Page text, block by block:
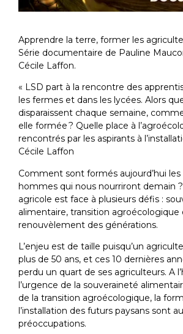
Apprendre la terre, former les
Série documentaire de Pauline
Cécile Laffon.
« LSD part à la rencontre des
les fermes et dans les lycées. Alors
disparaissent chaque semaine,
elle formée ? Quelle place à
rencontrés par les aspirants à
Cécile Laffon
Comment sont formés aujourd’hui
hommes qui nous nourriront demain
agricole est face à plusieurs défis :
alimentaire, transition agroécologique
renouvèlement des générations.
L’enjeu est de taille puisqu’un
plus de 50 ans, et ces 10 dernières
perdu un quart de ses agriculteurs. A
l’urgence de la souveraineté
de la transition agroécologique, la
l’installation des futurs paysans sont
préoccupations.